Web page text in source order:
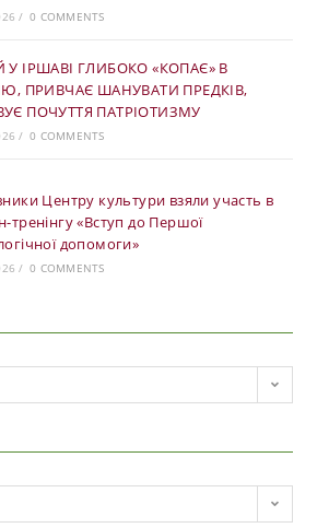
/ 0 COMMENTS
У ІРШАВІ ГЛИБОКО «КОПАЄ» В
ПРИВЧАЄ ШАНУВАТИ ПРЕДКІВ,
ПОЧУТТЯ ПАТРІОТИЗМУ
/ 0 COMMENTS
Центру культури взяли участь в
тренінгу «Вступ до Першої
допомоги»
/ 0 COMMENTS